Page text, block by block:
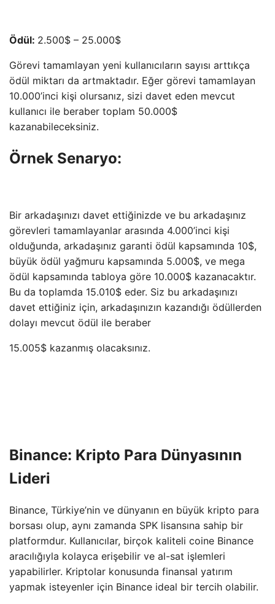
Ödül: 2.500$ – 25.000$
Görevi tamamlayan yeni kullanıcıların sayısı arttıkça
ödül miktarı da artmaktadır. Eğer görevi tamamlayan
10.000’inci kişi olursanız, sizi davet eden mevcut
kullanıcı ile beraber toplam 50.000$
kazanabileceksiniz.
Örnek Senaryo:
Bir arkadaşınızı davet ettiğinizde ve bu arkadaşınız
görevleri tamamlayanlar arasında 4.000’inci kişi
olduğunda, arkadaşınız garanti ödül kapsamında 10$,
büyük ödül yağmuru kapsamında 5.000$, ve mega
ödül kapsamında tabloya göre 10.000$ kazanacaktır.
Bu da toplamda 15.010$ eder. Siz bu arkadaşınızı
davet ettiğiniz için, arkadaşınızın kazandığı ödüllerden
dolayı mevcut ödül ile beraber
15.005$ kazanmış olacaksınız.
Binance: Kripto Para Dünyasının
Lideri
Binance, Türkiye’nin ve dünyanın en büyük kripto para
borsası olup, aynı zamanda SPK lisansına sahip bir
platformdur. Kullanıcılar, birçok kaliteli coine Binance
aracılığıyla kolayca erişebilir ve al-sat işlemleri
yapabilirler. Kriptolar konusunda finansal yatırım
yapmak isteyenler için Binance ideal bir tercih olabilir.